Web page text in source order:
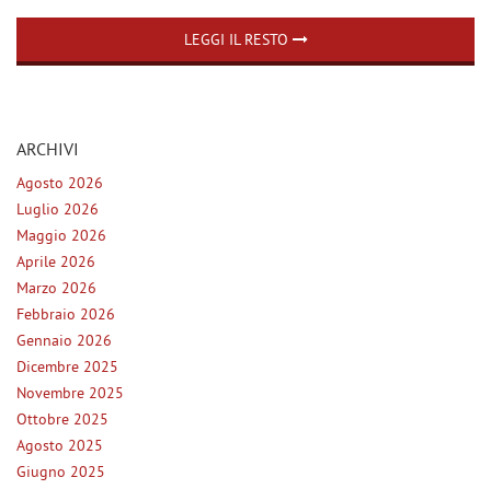
MAPPATURA CENTRALINE
GLASS
TESTIMONIANZE E BLOG
NOVACART
ASSISTENZA-PRENOTA
CONTATTI
DICONO DI NOI
NEWS
LEGGI IL RESTO
ARCHIVI
Agosto 2026
Luglio 2026
Maggio 2026
Aprile 2026
Marzo 2026
Febbraio 2026
Gennaio 2026
Dicembre 2025
Novembre 2025
Ottobre 2025
Agosto 2025
Giugno 2025
tracciamento
adottiamo
funzionalità
svolgere
le
attività
di
seguito
Per
ottenere
maggiori
informazioni
sull'utilità
sul
funzionamento